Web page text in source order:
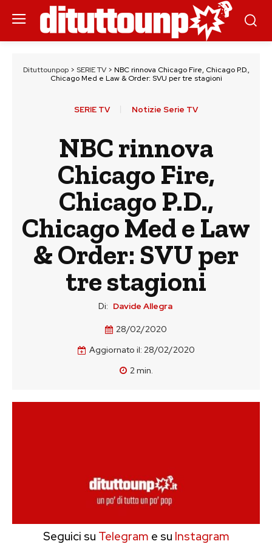
Dituttounpop> SERIE TV> NBC rinnova Chicago Fire, Chicago P.D.,
Chicago Med e Law & Order: SVU per tre stagioni
SERIE TV Notizie Serie TV
NBC rinnova
Chicago Fire,
Chicago P.D.,
Chicago Med e Law
& Order: SVU per
tre stagioni
Di: Davide Allegra
28/02/2020
Aggiornato il: 28/02/2020
2min.
Seguici su Telegram e su Instagram